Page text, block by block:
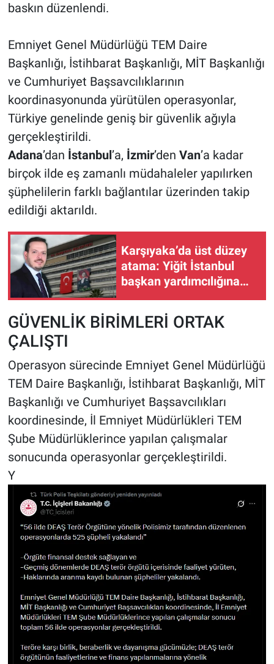
baskın düzenlendi.
Emniyet Genel Müdürlüğü TEM Daire
Başkanlığı, İstihbarat Başkanlığı, MİT Başkanlığı
ve Cumhuriyet Başsavcılıklarının
koordinasyonunda yürütülen operasyonlar,
Türkiye genelinde geniş bir güvenlik ağıyla
gerçekleştirildi.
Adana’dan İstanbul’a, İzmir’den Van’a kadar
birçok ilde eş zamanlı müdahaleler yapılırken
şüphelilerin farklı bağlantılar üzerinden takip
edildiği aktarıldı.
Karşıyaka’da üst düzey
atama: Yiğit İstanbul
başkan yardımcılığına
GÜVENLİK BİRİMLERİ ORTAK
ÇALIŞTI
Operasyon sürecinde Emniyet Genel Müdürlüğü
TEM Daire Başkanlığı, İstihbarat Başkanlığı, MİT
Başkanlığı ve Cumhuriyet Başsavcılıkları
koordinesinde, İl Emniyet Müdürlükleri TEM
Şube Müdürlüklerince yapılan çalışmalar
sonucunda operasyonlar gerçekleştirildi.
Y